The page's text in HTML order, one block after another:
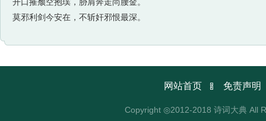
莫邪利剑今安在，不斩奸邪恨最深。
网站首页  免责声明
Copyright ◎2012-2018 诗词大典 All